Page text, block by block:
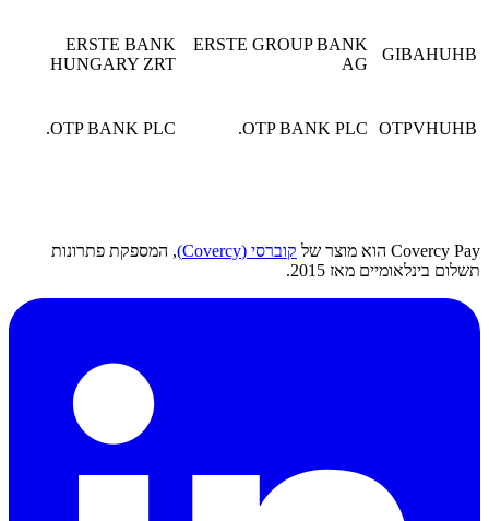
ERSTE GROUP
ERSTE BANK
HUNGARY ZRT
הונגריה צפה
OTP BANK
OTP BANK PLC. הונגריה צפה
קוברסי (Covercy)
, המספקת פתרונות
2015.